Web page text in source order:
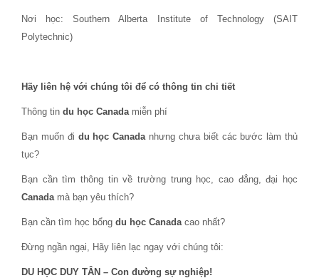
Nơi học: Southern Alberta Institute of Technology (SAIT
Polytechnic)
Hãy liên hệ với chúng tôi để có thông tin chi tiết
Thông tin du học Canadamiễn phí
Bạn muốn đi du học Canadanhưng chưa biết các bước làm thủ
tục?
Bạn cần tìm thông tin về trường trung học, cao đẳng, đại học
Canadamà bạn yêu thích?
Bạn cần tìm học bổng du học Canadacao nhất?
Đừng ngần ngại, Hãy liên lạc ngay với chúng tôi:
DU HỌC DUY TÂN – Con đường sự nghiệp!